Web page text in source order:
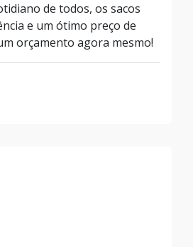
de todos, os sacos
e um ótimo preço de
orçamento agora mesmo!